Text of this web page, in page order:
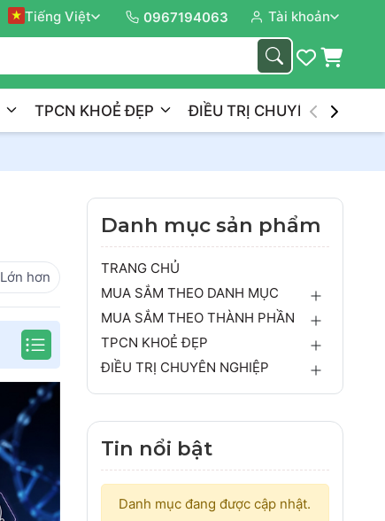
Tiếng Việt 0967194063
Tài khoản
TPCN KHOẺ ĐẸP ĐIỀU TRỊ CHUYÊN NGHIỆP
Lớn hơn
Danh mục sản phẩm
TRANG CHỦ
MUA SẮM THEO DANH MỤC
MUA SẮM THEO THÀNH PHẦN
TPCN KHOẺ ĐẸP
ĐIỀU TRỊ CHUYÊN NGHIỆP
Tin nổi bật
Danh mục đang được cập nhật.